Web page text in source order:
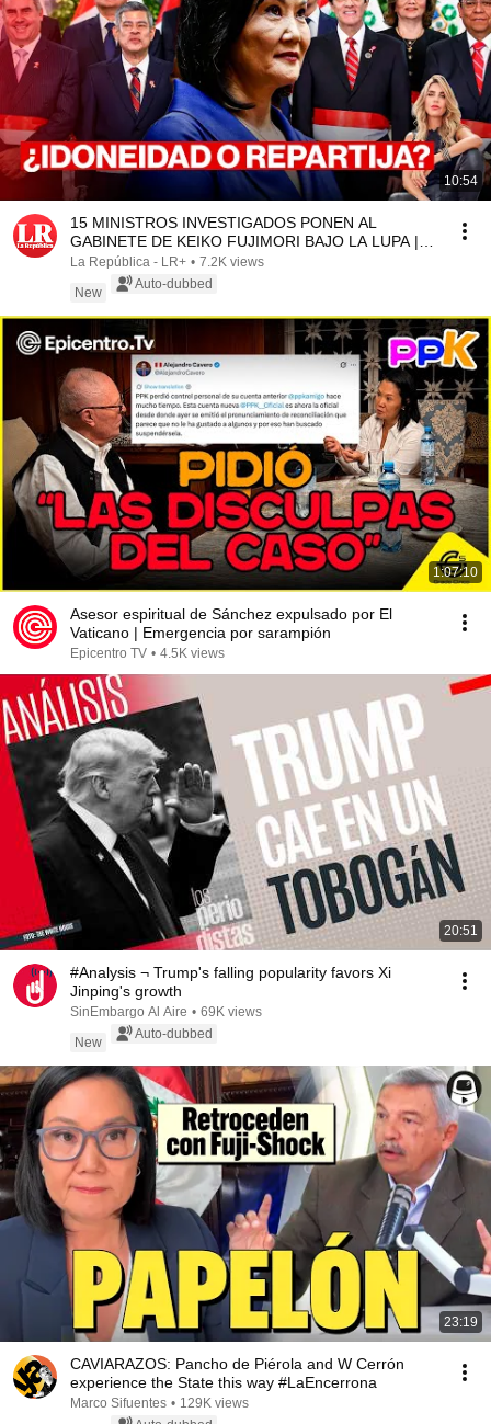
10:54
15 MINISTROS INVESTIGADOS PONEN AL
GABINETE DE KEIKO FUJIMORI BAJO LA LUPA |
ARDE TROYA CON OXENFORD
La República - LR+ • 7.2K views
New
Auto-dubbed
1:07:10
Asesor espiritual de Sánchez expulsado por El
Vaticano | Emergencia por sarampión
Epicentro TV • 4.5K views
20:51
#Analysis ¬ Trump's falling popularity favors Xi
Jinping's growth
SinEmbargo Al Aire • 69K views
New
Auto-dubbed
23:19
CAVIARAZOS: Pancho de Piérola and W Cerrón
experience the State this way #LaEncerrona
Marco Sifuentes • 129K views